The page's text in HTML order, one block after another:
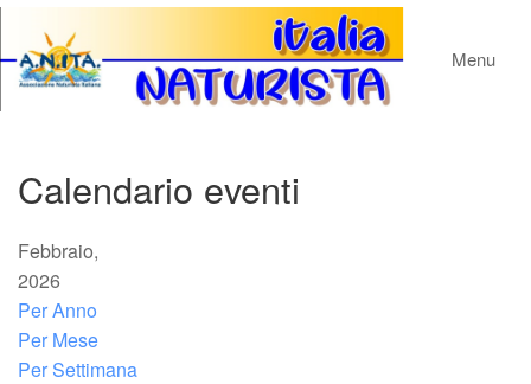
Menu
Calendario eventi
Febbraio,
2026
Per Anno
Per Mese
Per Settimana